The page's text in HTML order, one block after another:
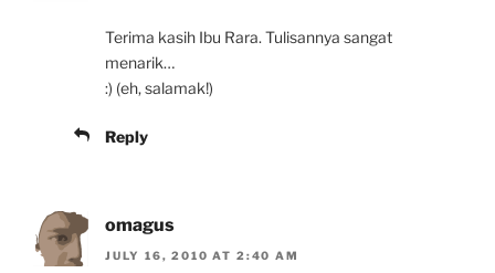
Terima kasih Ibu Rara. Tulisannya sangat
menarik…
:) (eh, salamak!)
Reply
omagus
JULY 16, 2010 AT 2:40 AM